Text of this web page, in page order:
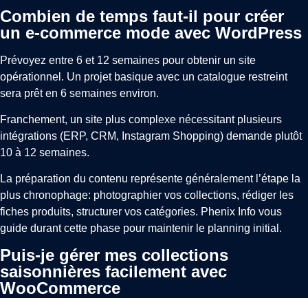
Combien de temps faut-il pour créer
un e-commerce mode avec WordPress
Prévoyez entre 6 et 12 semaines pour obtenir un site
opérationnel. Un projet basique avec un catalogue restreint
sera prêt en 6 semaines environ.
Franchement, un site plus complexe nécessitant plusieurs
intégrations (ERP, CRM, Instagram Shopping) demande plutôt
10 à 12 semaines.
La préparation du contenu représente généralement l’étape la
plus chronophage: photographier vos collections, rédiger les
fiches produits, structurer vos catégories. Phenix Info vous
guide durant cette phase pour maintenir le planning initial.
Puis-je gérer mes collections
saisonnières facilement avec
WooCommerce